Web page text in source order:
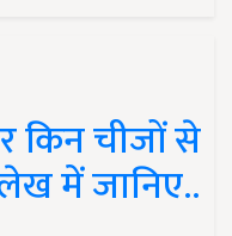
किन चीजों से
में जानिए..